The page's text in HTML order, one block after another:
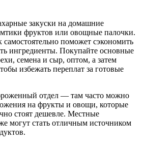
закуски на домашние
фруктов или овощные палочки.
самостоятельно поможет сэкономить
ингредиенты. Покупайте основные
семена и сыр, оптом, а затем
избежать переплат за готовые
отдел — там часто можно
на фрукты и овощи, которые
стоят дешевле. Местные
могут стать отличным источником